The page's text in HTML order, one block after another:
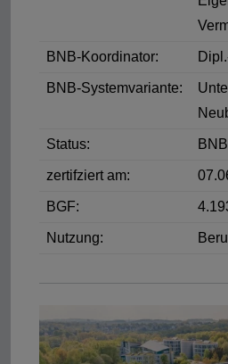
BNB-Koordinator:
BNB-Systemvariante:
Status:
zertifziert am:
BGF:
Nutzung: